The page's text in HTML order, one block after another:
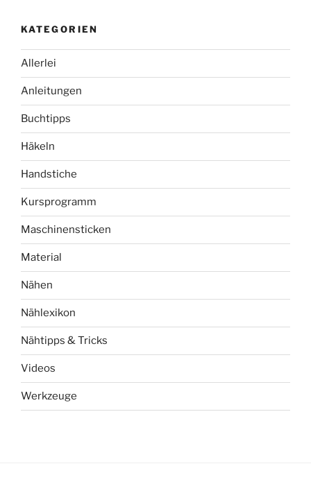
KATEGORIEN
Allerlei
Anleitungen
Buchtipps
Häkeln
Handstiche
Kursprogramm
Maschinensticken
Material
Nähen
Nählexikon
Nähtipps & Tricks
Videos
Werkzeuge